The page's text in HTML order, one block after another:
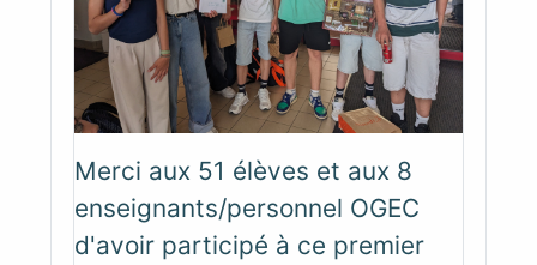
Merci aux 51 élèves et aux 8
enseignants/personnel OGEC
d'avoir participé à ce premier